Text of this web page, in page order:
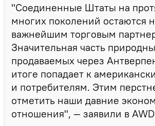
"Соединенные Штаты на
многих поколений остаются
важнейшим торговым
Значительная часть
продаваемых через
итоге попадает к
и потребителям. Этим
отметить наши давние
отношения", — заявили в